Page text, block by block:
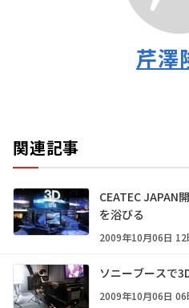
芹澤
関連記事
CEATEC JAPAN
を浴びる
2009年10月06日
ソニーブースで
2009年10月06日